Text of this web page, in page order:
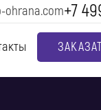
ohrana.com+7